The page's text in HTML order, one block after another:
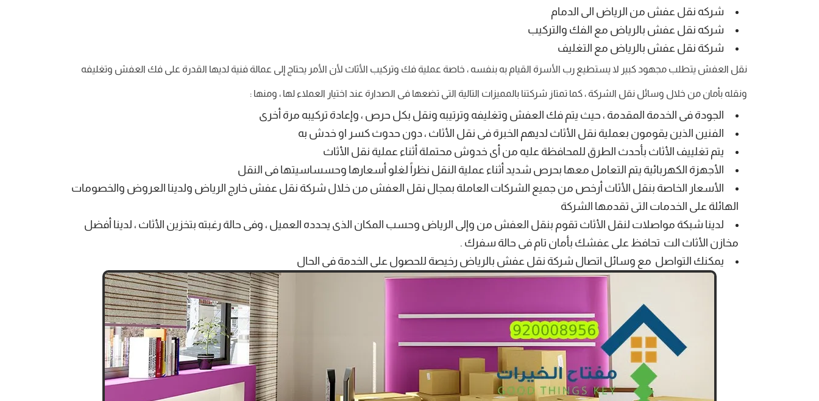
شركه نقل عفش من الرياض الى الدمام
شركه نقل عفش بالرياض مع الفك والتركيب
شركة نقل عفش بالرياض مع التغليف
نقل العفش يتطلب مجهود كبير لا يستطيع رب الأسرة القيام به بنفسه ، خاصة عملية فك وتركيب الأثاث لأن الأمر يحتاج إلى عمالة فنية لديها القدرة على فك العفش وتغليفه
ونقله بأمان من خلال وسائل نقل الشركة ، كما تمتاز شركتنا بالمميزات التالية التى تضعها فى الصدارة عند اختيار العملاء لها ، ومنها :
الجودة فى الخدمة المقدمة ، حيث يتم فك العفش وتغليفه وترتيبه ونقل بكل حرص ، وإعادة تركيبه مرة أخرى
الفنين الذين يقومون بعملية نقل الأثاث لديهم الخبرة فى نقل الأثاث ، دون حدوث كسر او خدش به
يتم تغلييف الأثاث بأحدث الطرق للمحافظة عليه من أى خدوش محتملة أثناء عملية نقل الأثاث
الأجهزة الكهربائية يتم التعامل معها بحرص شديد أثناء عملية النقل نظراً لغلو أسعارها وحسساسيتها فى النقل
الأسعار الخاصة بنقل الأثاث أرخص من جميع الشركات العاملة بمجال نقل العفش من خلال شركة نقل عفش خارج الرياض ولدينا العروض والخصومات
الهائلة على الخدمات التى تقدمها الشركة
لدينا شبكة مواصلات لنقل الأثاث تقوم بنقل العفش من وإلى الرياض وحسب المكان الذى يحدده العميل ، وفى حالة رغبته بتخزين الأثاث ، لدينا أفضل
مخازن الأثاث الت تحافظ على عفشك بأمان تام فى حالة سفرك .
يمكنك التواصل مع وسائل اتصال شركة نقل عفش بالرياض رخيصة للحصول على الخدمة فى الحال